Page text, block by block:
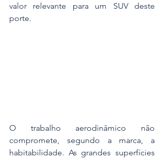
valor relevante para um SUV deste
porte.
O trabalho aerodinâmico não
compromete, segundo a marca, a
habitabilidade. As grandes superfícies